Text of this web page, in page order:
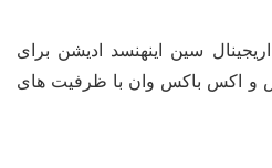
سین اینهنسد ادیشن برای
باکس وان با ظرفیت‌ های